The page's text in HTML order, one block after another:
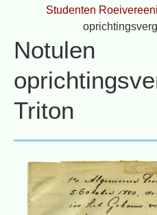
Studenten
Notulen
Triton